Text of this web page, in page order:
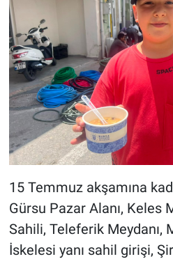
15 Temmuz akşamına
Gürsu Pazar Alanı, Keles
Sahili, Teleferik Meydanı,
İskelesi yanı sahil girişi,